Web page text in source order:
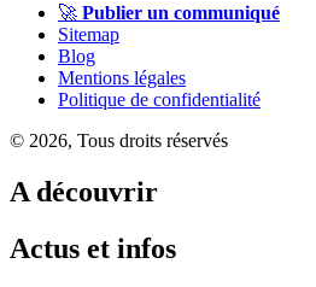
🚀 Publier un communiqué
Sitemap
Blog
Mentions légales
Politique de confidentialité
© 2026, Tous droits réservés
A découvrir
Actus et infos